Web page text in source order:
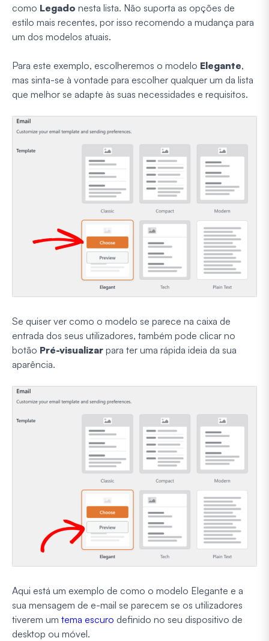
como Legado nesta lista. Não suporta as opções de
estilo mais recentes, por isso recomendo a mudança para
um dos modelos atuais.
Para este exemplo, escolheremos o modelo Elegante,
mas sinta-se à vontade para escolher qualquer um da lista
que melhor se adapte às suas necessidades e requisitos.
Se quiser ver como o modelo se parece na caixa de
entrada dos seus utilizadores, também pode clicar no
botão Pré-visualizar para ter uma rápida ideia da sua
aparência.
Aqui está um exemplo de como o modelo Elegante e a
sua mensagem de e-mail se parecem se os utilizadores
tiverem um tema escuro definido no seu dispositivo de
desktop ou móvel.